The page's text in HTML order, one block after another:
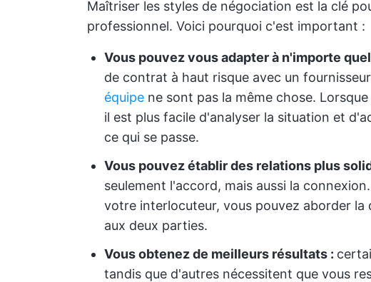
Maîtriser les styles de négociation est la clé
professionnel. Voici pourquoi c'est important :
Vous pouvez vous adapter à n'importe
de contrat à haut risque avec un
équipe ne sont pas la même chose.
il est plus facile d'analyser la situation et
ce qui se passe.
Vous pouvez établir des relations plus
seulement l'accord, mais aussi la
votre interlocuteur, vous pouvez aborder la
aux deux parties.
Vous obtenez de meilleurs résultats :
tandis que d'autres nécessitent que vous